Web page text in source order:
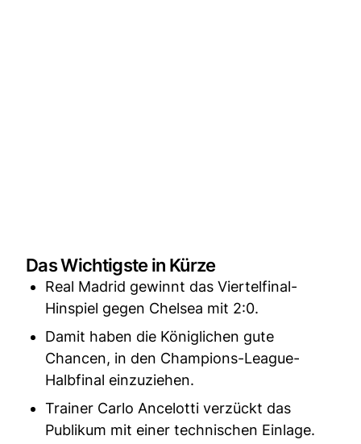
Das Wichtigste in Kürze
Real Madrid gewinnt das Viertelfinal-
Hinspiel gegen Chelsea mit 2:0.
Damit haben die Königlichen gute
Chancen, in den Champions-League-
Halbfinal einzuziehen.
Trainer Carlo Ancelotti verzückt das
Publikum mit einer technischen Einlage.